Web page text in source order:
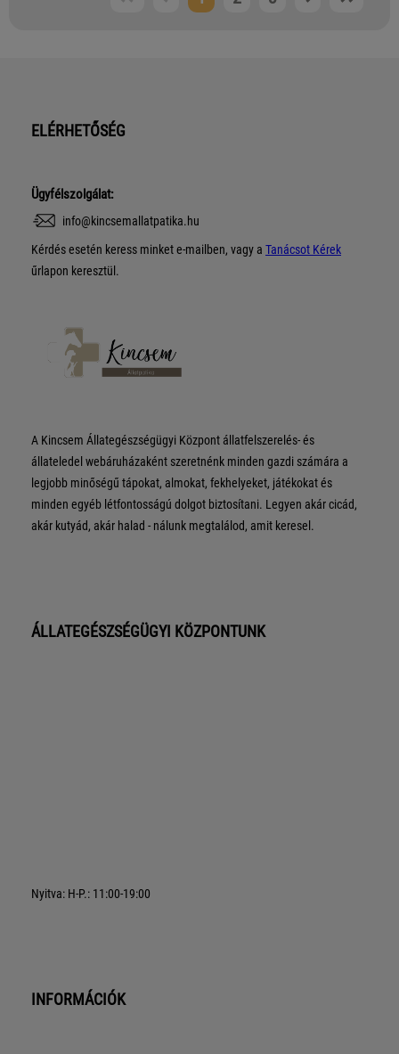
ELÉRHETŐSÉG
Ügyfélszolgálat:
info@kincsemallatpatika.hu
Kérdés esetén keress minket e-mailben, vagy a Tanácsot Kérek
űrlapon keresztül.
A Kincsem Állategészségügyi Központ állatfelszerelés- és
állateledel webáruházaként szeretnénk minden gazdi számára a
legjobb minőségű tápokat, almokat, fekhelyeket, játékokat és
minden egyéb létfontosságú dolgot biztosítani. Legyen akár cicád,
akár kutyád, akár halad - nálunk megtalálod, amit keresel.
ÁLLATEGÉSZSÉGÜGYI KÖZPONTUNK
Nyitva: H-P.: 11:00-19:00
INFORMÁCIÓK